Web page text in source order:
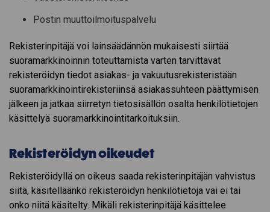
Postin muuttoilmoituspalvelu
Rekisterinpitäjä voi lainsäädännön mukaisesti siirtää
suoramarkkinoinnin toteuttamista varten tarvittavat
rekisteröidyn tiedot asiakas- ja vakuutusrekisteristään
suoramarkkinointirekisteriinsä asiakassuhteen päättymisen
jälkeen ja jatkaa siirretyn tietosisällön osalta henkilötietojen
käsittelyä suoramarkkinointitarkoituksiin.
Rekisteröidyn oikeudet
Rekisteröidyllä on oikeus saada rekisterinpitäjän vahvistus
siitä, käsitelläänkö rekisteröidyn henkilötietoja vai ei tai
onko niitä käsitelty. Mikäli rekisterinpitäjä käsittelee